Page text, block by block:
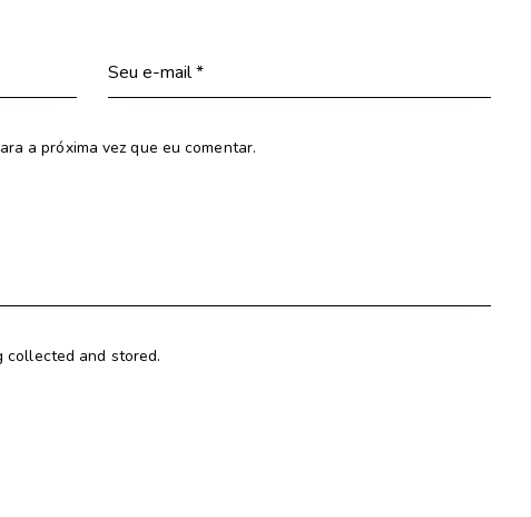
a próxima vez que eu comentar.
collected and stored.